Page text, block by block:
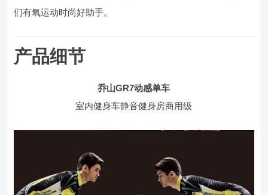
们有氧运动时尚好助手。
产品细节
乔山GR7动感单车
室内健身车静音健身房商用级